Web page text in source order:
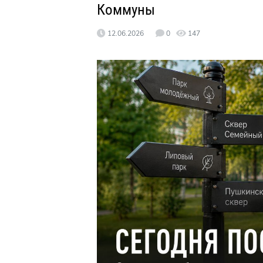
Коммуны
12.06.2026 0 147